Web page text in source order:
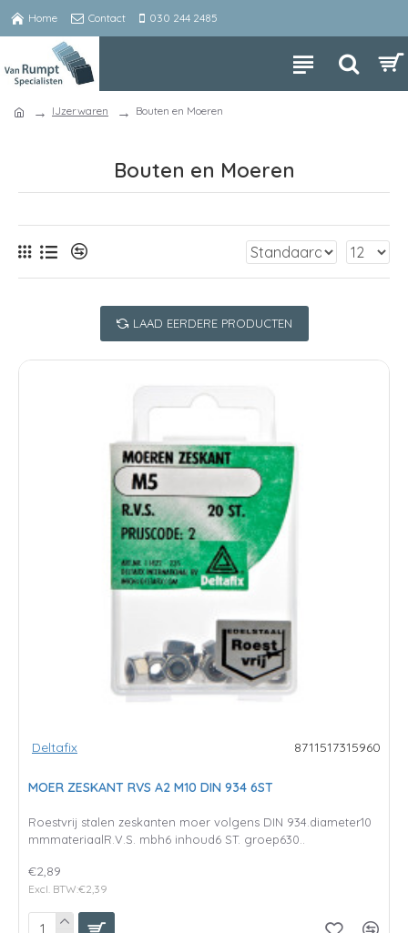
Home Contact 030 244 2485
IJzerwaren Bouten en Moeren
Bouten en Moeren
LAAD EERDERE PRODUCTEN
Deltafix 8711517315960
MOER ZESKANT RVS A2 M10 DIN 934 6ST
Roestvrij stalen zeskanten moer volgens DIN 934.diameter10
mmmateriaalR.V.S. mbh6 inhoud6 ST. groep630..
€2,89
Excl. BTW:€2,39